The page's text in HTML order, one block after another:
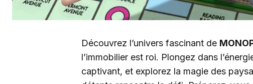
Découvrez l’univers fascinant de
l’immobilier est roi. Plongez dans
captivant, et explorez la magie des